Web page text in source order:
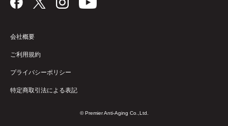
会社概要
ご利用規約
プライバシーポリシー
特定商取引法による表記
© Premier Anti-Aging Co.,Ltd.